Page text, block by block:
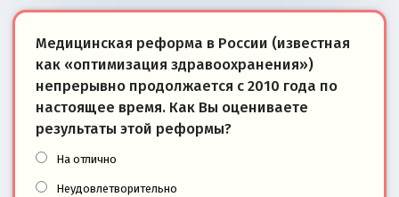
Медицинская реформа в России (известная
как «оптимизация здравоохранения»)
непрерывно продолжается с 2010 года по
настоящее время. Как Вы оцениваете
результаты этой реформы?
На отлично
Неудовлетворительно